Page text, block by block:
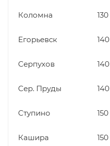
Коломна 130
Егорьевск 140
Серпухов 140
Сер. Пруды 140
Ступино 150
Кашира 150